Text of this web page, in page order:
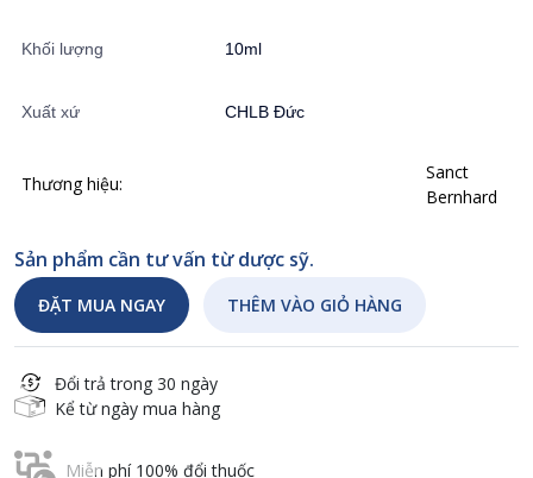
Khối lượng 10ml
Xuất xứ CHLB Đức
Thương hiệu:
Sanct
Bernhard
Sản phẩm cần tư vấn từ dược sỹ.
ĐẶT MUA NGAY THÊM VÀO GIỎ HÀNG
Đổi trả trong 30 ngày
Kể từ ngày mua hàng
Miễn phí 100% đổi thuốc